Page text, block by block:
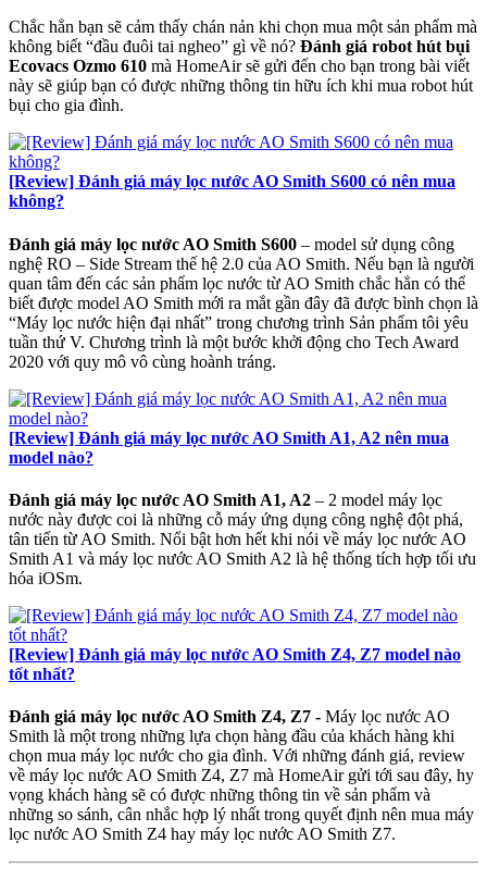
Chắc hẳn bạn sẽ cảm thấy chán nản khi chọn mua một sản phẩm mà
không biết “đầu đuôi tai ngheo” gì về nó? Đánh giá robot hút bụi
Ecovacs Ozmo 610 mà HomeAir sẽ gửi đến cho bạn trong bài viết
này sẽ giúp bạn có được những thông tin hữu ích khi mua robot hút
bụi cho gia đình.
[Review] Đánh giá máy lọc nước AO Smith S600 có nên mua
không?
Đánh giá máy lọc nước AO Smith S600 – model sử dụng công
nghệ RO – Side Stream thế hệ 2.0 của AO Smith. Nếu bạn là người
quan tâm đến các sản phẩm lọc nước từ AO Smith chắc hẳn có thể
biết được model AO Smith mới ra mắt gần đây đã được bình chọn là
“Máy lọc nước hiện đại nhất” trong chương trình Sản phẩm tôi yêu
tuần thứ V. Chương trình là một bước khởi động cho Tech Award
2020 với quy mô vô cùng hoành tráng.
[Review] Đánh giá máy lọc nước AO Smith A1, A2 nên mua
model nào?
Đánh giá máy lọc nước AO Smith A1, A2 – 2 model máy lọc
nước này được coi là những cỗ máy ứng dụng công nghệ đột phá,
tân tiến từ AO Smith. Nổi bật hơn hết khi nói về máy lọc nước AO
Smith A1 và máy lọc nước AO Smith A2 là hệ thống tích hợp tối ưu
hóa iOSm.
[Review] Đánh giá máy lọc nước AO Smith Z4, Z7 model nào
tốt nhất?
Đánh giá máy lọc nước AO Smith Z4, Z7 - Máy lọc nước AO
Smith là một trong những lựa chọn hàng đầu của khách hàng khi
chọn mua máy lọc nước cho gia đình. Với những đánh giá, review
về máy lọc nước AO Smith Z4, Z7 mà HomeAir gửi tới sau đây, hy
vọng khách hàng sẽ có được những thông tin về sản phẩm và
những so sánh, cân nhắc hợp lý nhất trong quyết định nên mua máy
lọc nước AO Smith Z4 hay máy lọc nước AO Smith Z7.